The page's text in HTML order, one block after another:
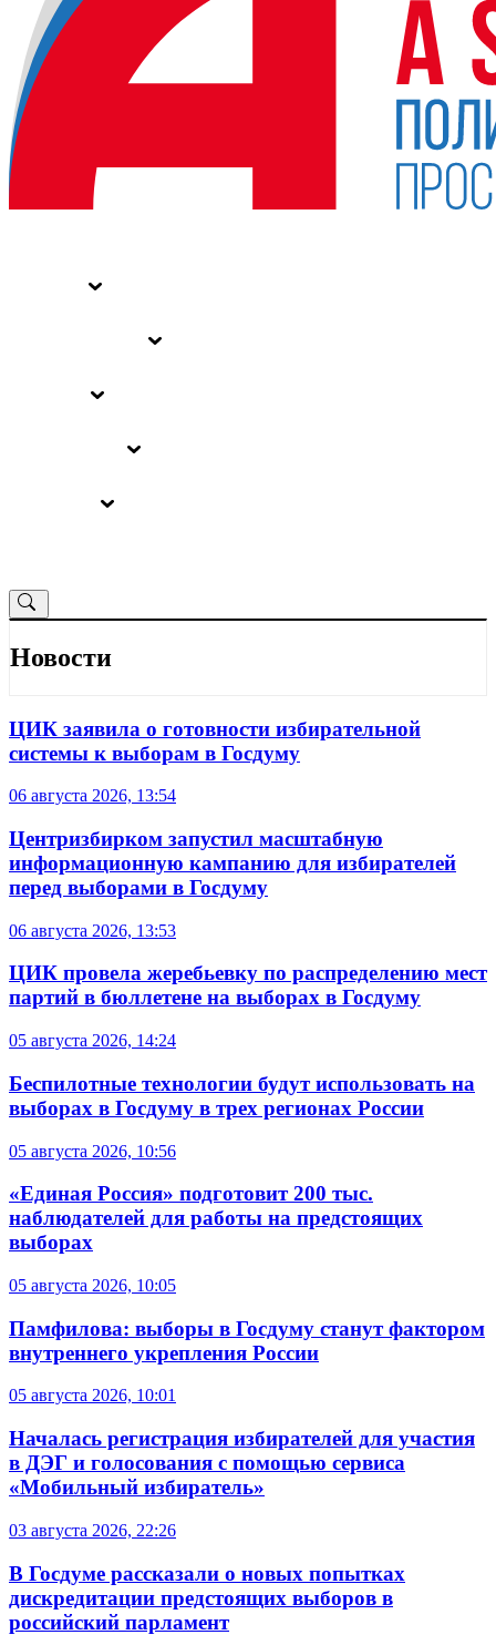
Новости
ЦИК заявила о готовности избирательной
системы к выборам в Госдуму
06 августа 2026, 13:54
Центризбирком запустил масштабную
информационную кампанию для избирателей
перед выборами в Госдуму
06 августа 2026, 13:53
ЦИК провела жеребьевку по распределению мест
партий в бюллетене на выборах в Госдуму
05 августа 2026, 14:24
Беспилотные технологии будут использовать на
выборах в Госдуму в трех регионах России
05 августа 2026, 10:56
«Единая Россия» подготовит 200 тыс.
наблюдателей для работы на предстоящих
выборах
05 августа 2026, 10:05
Памфилова: выборы в Госдуму станут фактором
внутреннего укрепления России
05 августа 2026, 10:01
Началась регистрация избирателей для участия
в ДЭГ и голосования с помощью сервиса
«Мобильный избиратель»
03 августа 2026, 22:26
В Госдуме рассказали о новых попытках
дискредитации предстоящих выборов в
российский парламент